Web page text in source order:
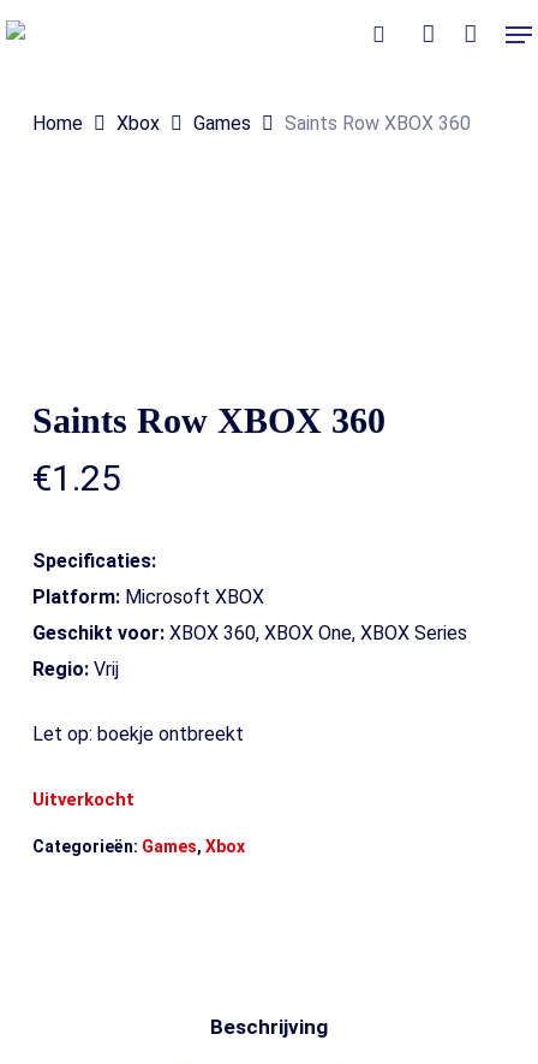
Skip
content
Home Xbox Games Saints Row XBOX 360
Saints Row XBOX 360
€1.25
Specificaties:
Platform:Microsoft XBOX
Geschikt voor:XBOX 360, XBOX One, XBOX Series
Regio:Vrij
Let op: boekje ontbreekt
Uitverkocht
Categorieën: Games, Xbox
Beschrijving